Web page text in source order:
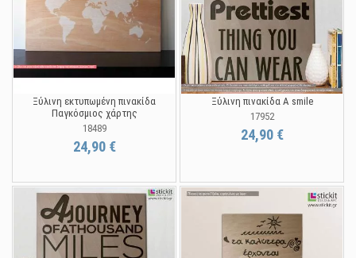
Ξύλινη εκτυπωμένη πινακίδα
Παγκόσμιος χάρτης
18489
24,90 €
Ξύλινη πινακίδα A smile
17952
24,90 €